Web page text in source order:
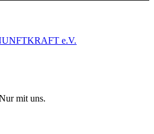
e.V.
mit uns.